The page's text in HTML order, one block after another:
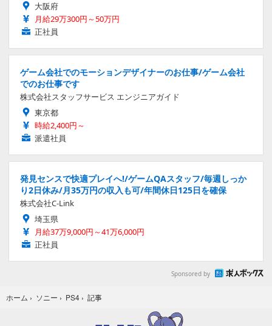
大阪府
月給29万300円～50万円
正社員
ゲーム会社でのモーションデザイナーのお仕事/ゲーム会社
でのお仕事です
株式会社スタッフサービス エンジニアガイド
東京都
時給2,400円～
派遣社員
発見センスで快適プレイへ!/ゲームQAスタッフ/毎週しっか
り2日休み/月35万円の収入も可/年間休日125日を確保
株式会社C-Link
埼玉県
月給37万9,000円～41万6,000円
正社員
Sponsored by
ホーム › ソニー › PS4 › 記事